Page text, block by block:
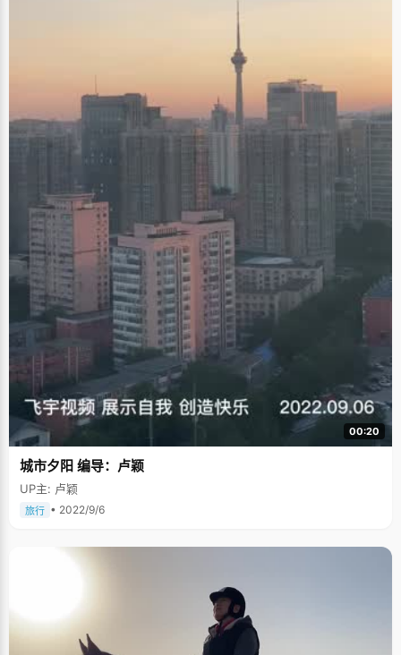
00:20
城市夕阳 编导：卢颖
UP主: 卢颖
旅行 • 2022/9/6